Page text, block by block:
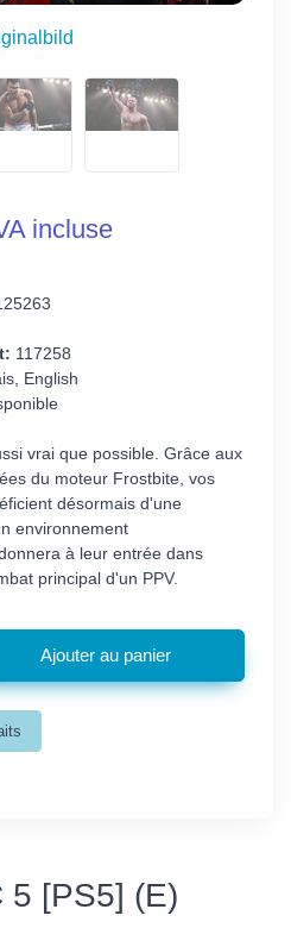
incluse
117258
English
vrai que possible. Grâce aux
du moteur Frostbite, vos
désormais d'une
environnement
à leur entrée dans
principal d'un PPV.
5 [PS5] (E)